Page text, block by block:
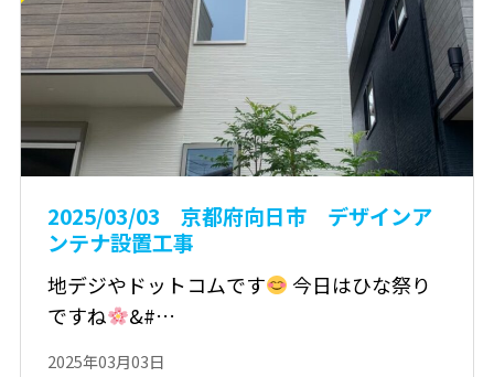
2025/03/03 京都府向日市 デザインア
ンテナ設置工事
地デジやドットコムです
今日はひな祭り
ですね
&#…
2025年03月03日